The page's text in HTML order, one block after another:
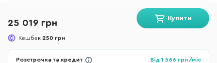
25 019 грн
Кешбек 250 грн
Купити
Розстрочка та кредит Від 1 566 грн/міс